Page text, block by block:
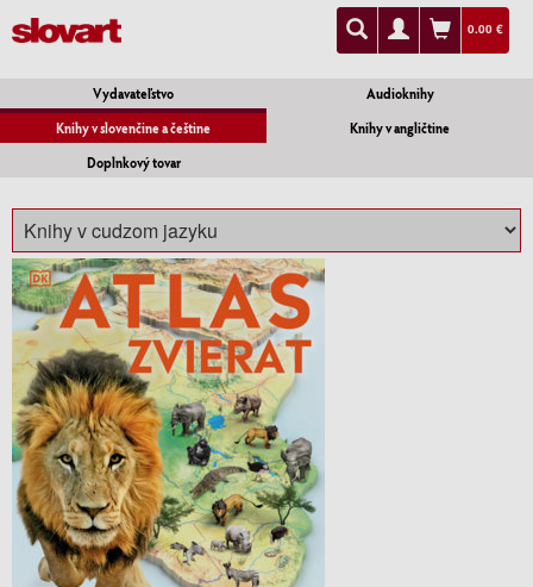
0.00 €
Vydavateľstvo
Audioknihy
Knihy v slovenčine a češtine
Knihy v angličtine
Doplnkový tovar